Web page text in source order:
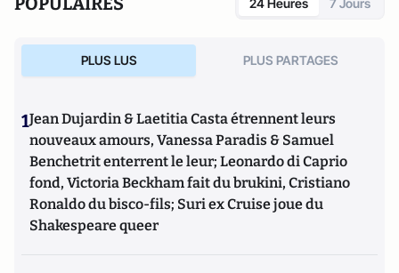
PLUS LUS PLUS PARTAGES
1Jean Dujardin & Laetitia Casta étrennent leurs
nouveaux amours, Vanessa Paradis & Samuel
Benchetrit enterrent le leur; Leonardo di Caprio
fond, Victoria Beckham fait du brukini, Cristiano
Ronaldo du bisco-fils; Suri ex Cruise joue du
Shakespeare queer